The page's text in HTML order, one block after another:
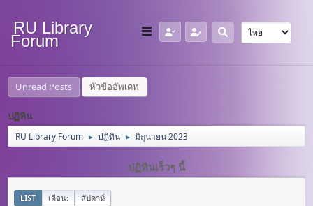
RU Library
Forum
Unread Posts หัวข้ออัพเดท
ปฏิทิน
RU Library Forum ► ปฏิทิน ► มิถุนายน 2023
ปฏิทินเร็วๆ นี้
LIST เดือน: สัปดาห์